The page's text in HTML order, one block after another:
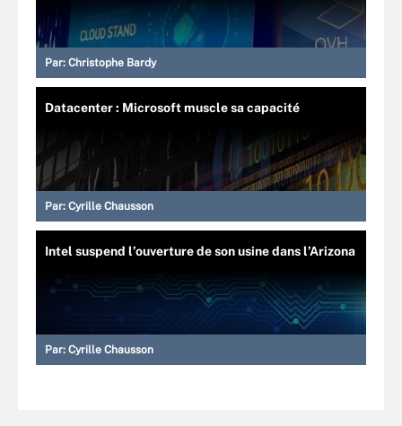
Par: Christophe Bardy
Datacenter : Microsoft muscle sa capacité
Par: Cyrille Chausson
Intel suspend l’ouverture de son usine dans l’Arizona
Par: Cyrille Chausson